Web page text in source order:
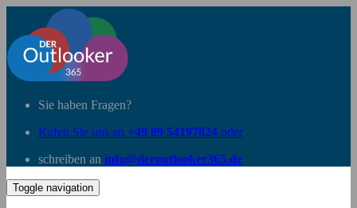
Sie haben Fragen?
Rufen Sie uns an +49 89 54197824 oder
schreiben an info@deroutlooker365.de
Toggle navigation